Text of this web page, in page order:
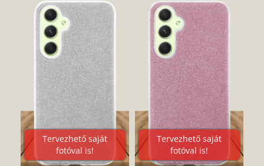
Tervezhető saját
fotóval is!
Tervezhető saját
fotóval is!